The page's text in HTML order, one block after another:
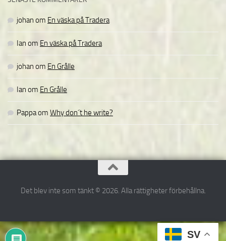
johan om En väska på Tradera
Ian om En väska på Tradera
johan om En Grålle
Ian om En Grålle
Pappaom Why don´t he write?
Det blev inte som tänkt © 2026. Alla rättigheter förbehållna.
SV